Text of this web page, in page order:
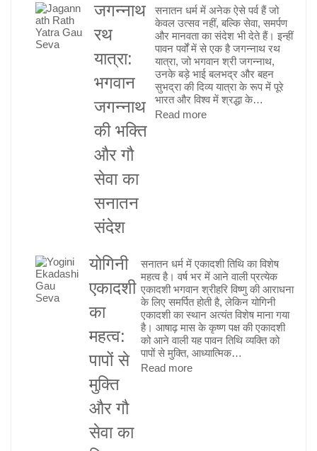
गौ
विशेष
जगन्नाथ
रथ
यात्रा:
भगवान
जगन्नाथ
की भक्ति
और गौ
सेवा का
सनातन
संदेश
सनातन धर्म में अनेक ऐसे पर्व हैं जो
केवल उत्सव नहीं, बल्कि सेवा, समर्पण
और मानवता का संदेश भी देते हैं। इन्हीं
पावन पर्वों में से एक है जगन्नाथ रथ
यात्रा, जो भगवान श्री जगन्नाथ,
उनके बड़े भाई बलभद्र और बहन
सुभद्रा की दिव्य यात्रा के रूप में पूरे
भारत और विश्व में श्रद्धा के…
Read more:
गौ
सेवा
का
सनातन
संदेश
योगिनी
एकादशी
का
महत्व:
पापों से
मुक्ति
और गौ
सेवा का
सनातन धर्म में एकादशी तिथि का विशेष
महत्व है। वर्ष भर में आने वाली प्रत्येक
एकादशी भगवान श्रीहरि विष्णु की आराधना
के लिए समर्पित होती है, लेकिन योगिनी
एकादशी का स्थान अत्यंत विशेष माना गया
है। आषाढ़ मास के कृष्ण पक्ष की एकादशी
को आने वाली यह पावन तिथि व्यक्ति को
पापों से मुक्ति, आध्यात्मिक…
Read more: